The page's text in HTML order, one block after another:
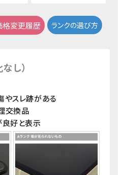
格変更履歴 ランクの選び方
し）
やスレ跡がある
交換品
良好と表示